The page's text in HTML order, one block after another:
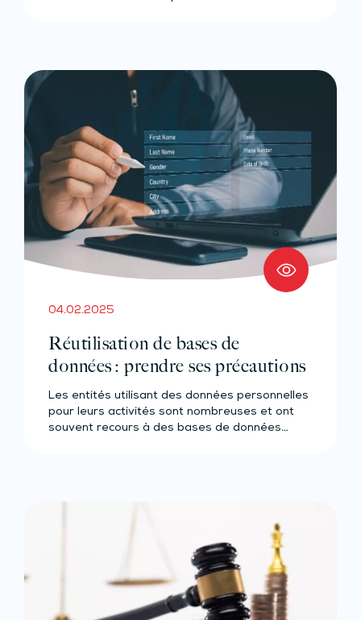
04.02.2025
Réutilisation de bases de
données : prendre ses précautions
Les entités utilisant des données personnelles
pour leurs activités sont nombreuses et ont
souvent recours à des bases de données…